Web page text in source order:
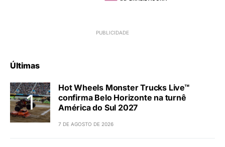
Últimas
Hot Wheels Monster Trucks Live™
confirma Belo Horizonte na turnê
América do Sul 2027
7 DE AGOSTO DE 2026